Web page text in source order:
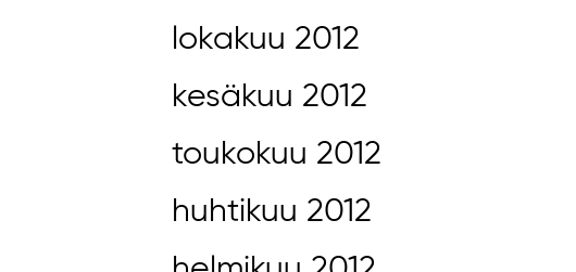
lokakuu 2012
kesäkuu 2012
toukokuu 2012
huhtikuu 2012